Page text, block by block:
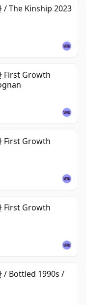
/ The Kinship 2023
First Growth
First Growth
First Growth
/ Bottled 1990s /